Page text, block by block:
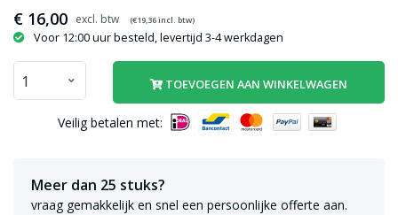
€ 16,00 (€19,36incl. btw)
Voor 12:00 uur besteld, levertijd 3-4 werkdagen
TOEVOEGEN AAN WINKELWAGEN
Veilig betalen met:
Meer dan 25 stuks?
vraag gemakkelijk en snel een persoonlijke offerte aan.